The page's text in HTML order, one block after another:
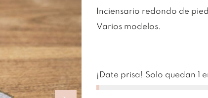
Inciensario redondo de
Varios modelos.
¡Date prisa! Solo quedan 1